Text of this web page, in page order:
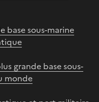
base sous-marine
grande base sous-
monde